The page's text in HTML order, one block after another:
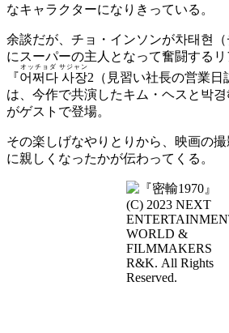
なキャラクターになりきっている。
余談だが、チョ・インソンが차태현
にスーパーの主人となって奮闘する
『어쩌다 사장
オッチョダ サジャン
2（見習い社長の営業日
は、今作で共演したキム・ヘスと박경
がゲストで登場。
その楽しげなやりとりから、映画の
に親しくなったかが伝わってくる。
(C) 2023 NEXT
WORLD &
FILMMAKERS
R&K. All Rights
Reserved.